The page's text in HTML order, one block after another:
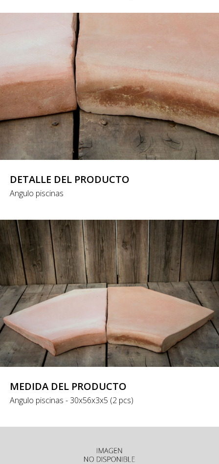
DETALLE DEL PRODUCTO
Angulo piscinas
MEDIDA DEL PRODUCTO
Angulo piscinas - 30x56x3x5 (2 pcs)